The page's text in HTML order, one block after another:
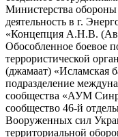
Министерства
деятельность в г.
«Концепция А.Н.В.
Обособленное боевое
террористической
(джамаат) «Исламская
подразделение
сообщества «АУМ
сообщество 46-й
Вооруженных сил
территориальной